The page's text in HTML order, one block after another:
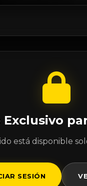
está disponible
SESIÓN